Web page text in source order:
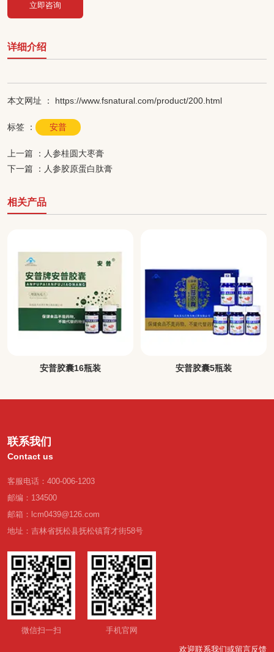
立即咨询
详细介绍
本文网址 ： https://www.fsnatural.com/product/200.html
标签 ： 安普
上一篇 ： 人参桂圆大枣膏
下一篇 ： 人参胶原蛋白肽膏
相关产品
安普胶囊16瓶装 安普胶囊5瓶装
联系我们
Contact us
客服电话：400-006-1203
邮编：134500
邮箱：lcm0439@126.com
地址：吉林省抚松县抚松镇育才街58号
微信扫一扫 手机官网
欢迎联系我们或留言反馈